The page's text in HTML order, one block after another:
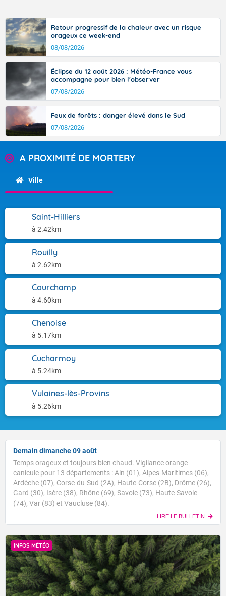
Retour progressif de la chaleur avec un risque
orageux ce week-end
08/08/2026
Éclipse du 12 août 2026 : Météo-France vous
accompagne pour bien l'observer
07/08/2026
Feux de forêts : danger élevé dans le Sud
07/08/2026
A PROXIMITÉ DE MORTERY
Ville
Saint-Hilliers
à 2.42km
Rouilly
à 2.62km
Courchamp
à 4.60km
Chenoise
à 5.17km
Cucharmoy
à 5.24km
Vulaines-lès-Provins
à 5.26km
Demain dimanche 09 août
Temps orageux et toujours bien chaud. Vigilance orange
canicule pour 13 départements : Ain (01), Alpes-Maritimes (06),
Ardèche (07), Corse-du-Sud (2A), Haute-Corse (2B), Drôme (26),
Gard (30), Isère (38), Rhône (69), Savoie (73), Haute-Savoie
(74), Var (83) et Vaucluse (84).
LIRE LE BULLETIN
INFOS MÉTÉO